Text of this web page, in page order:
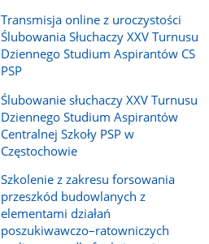
Transmisja online z uroczystości
Ślubowania Słuchaczy XXV Turnusu
Dziennego Studium Aspirantów CS
PSP
Ślubowanie słuchaczy XXV Turnusu
Dziennego Studium Aspirantów
Centralnej Szkoły PSP w
Częstochowie
Szkolenie z zakresu forsowania
przeszkód budowlanych z
elementami działań
poszukiwawczo–ratowniczych